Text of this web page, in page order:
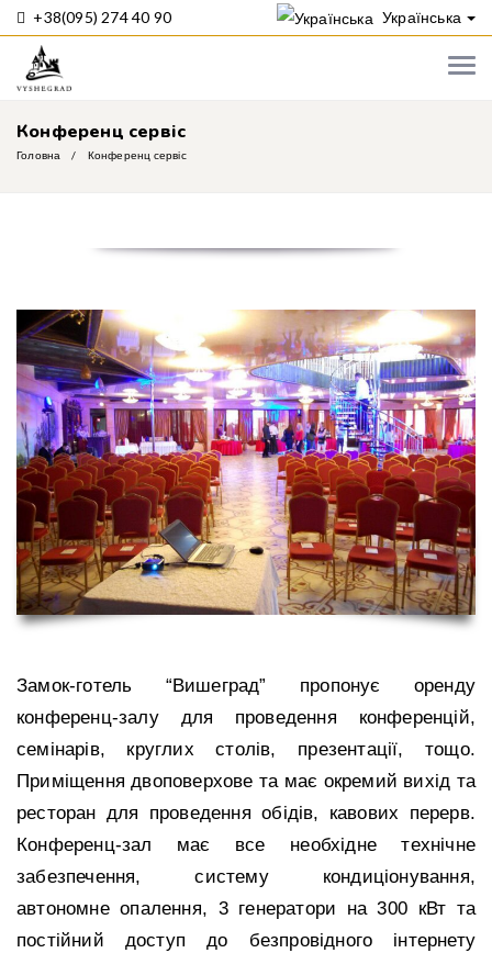
+38(095) 274 40 90 Українська
Конференц сервіс
Головна Конференц сервіс
Замок-готель “Вишеград” пропонує оренду
конференц-залу для проведення конференцій,
семінарів, круглих столів, презентації, тощо.
Приміщення двоповерхове та має окремий вихід та
ресторан для проведення обідів, кавових перерв.
Конференц-зал має все необхідне технічне
забезпечення, систему кондиціонування,
автономне опалення, 3 генератори на 300 кВт та
постійний доступ до безпровідного інтернету